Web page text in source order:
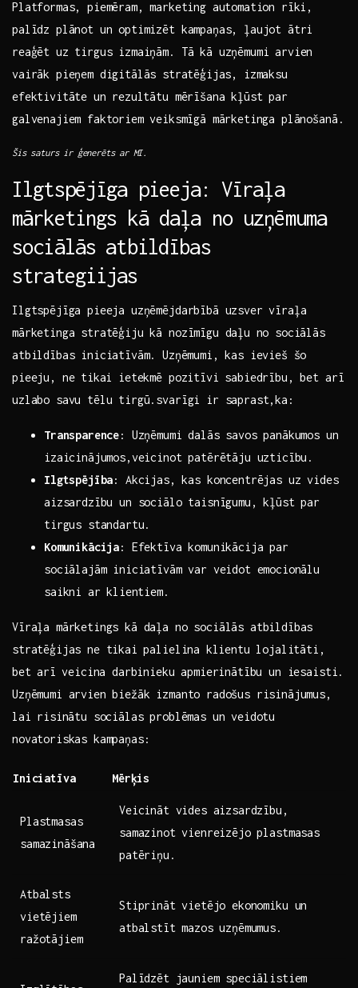
Platformas, piemēram,⁢ marketing automation rīki,
palīdz plānot un optimizēt kampaņas, ļaujot ātri
reaģēt uz tirgus izmaiņām. Tā kā uzņēmumi ​arvien⁣
vairāk pieņem digitālās⁢ stratēģijas, izmaksu
efektivitāte ⁢un rezultātu mērīšana kļūst par
galvenajiem faktoriem⁤ veiksmīgā ‌mārketinga plānošanā.
Šis saturs ir ģenerēts⁢ ar ⁣MI.
Ilgtspējīga pieeja: ⁢Vīraļa
mārketings kā ​daļa no uzņēmuma
sociālās ⁣atbildības
strategiijas
Ilgtspējīga pieeja​ uzņēmējdarbībā‌ uzsver vīraļa
mārketinga​ stratēģiju kā nozīmīgu​ daļu ⁢no sociālās
atbildības iniciatīvām. ⁢Uzņēmumi, kas ievieš‍ šo
pieeju, ne ⁣tikai​ ietekmē pozitīvi sabiedrību, bet arī
uzlabo savu tēlu tirgū.svarīgi ir saprast,ka:
Transparence:‌ Uzņēmumi dalās savos panākumos un
izaicinājumos,veicinot patērētāju‌ uzticību.
Ilgtspējība: Akcijas, kas koncentrējas uz vides‍
aizsardzību un sociālo taisnīgumu, kļūst ‍par
tirgus‌ standartu.
Komunikācija: Efektīva komunikācija par
sociālajām iniciatīvām ‌var veidot emocionālu⁢
saikni⁣ ar klientiem.
Vīraļa mārketings kā daļa no sociālās atbildības​
stratēģijas ne​ tikai⁢ palielina⁣ klientu lojalitāti,
⁤bet arī ⁣veicina ‌darbinieku apmierinātību un iesaisti.
Uzņēmumi arvien biežāk izmanto radošus risinājumus,
⁢lai risinātu sociālas problēmas un veidotu‍
novatoriskas kampaņas:
Iniciatīva Mērķis
Plastmasas⁤
samazināšana
Veicināt ‍vides aizsardzību,⁢
samazinot‌ vienreizējo plastmasas
‌patēriņu.
Atbalsts
vietējiem
ražotājiem
Stiprināt vietējo ekonomiku ‍un
atbalstīt mazos uzņēmumus.
Palīdzēt jauniem speciālistiem